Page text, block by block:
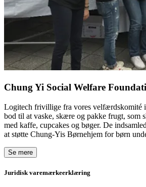
Chung Yi Social Welfare
Logitech frivillige fra vores velfærdskomité i
bod til at vaske, skære og pakke frugt, som
med kaffe, cupcakes og bøger. De
at støtte Chung-Yis Børnehjem for børn
Se mere
Juridisk varemærkeerklæring